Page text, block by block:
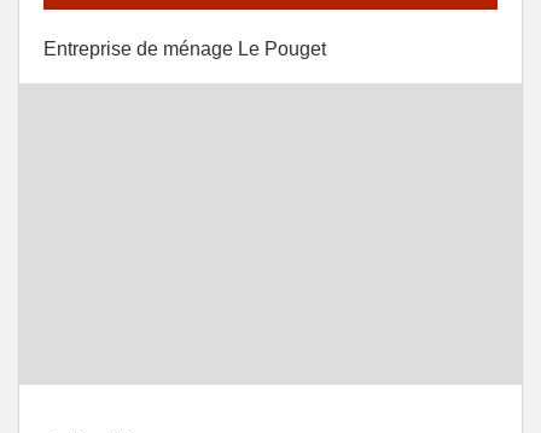
Entreprise de ménage Le Pouget